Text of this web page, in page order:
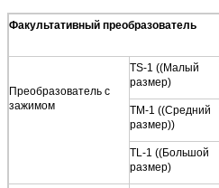
Факультативный преобразователь
Преобразователь с
зажимом
TS-1 ((Малый
размер)
TM-1 ((Средний
размер))
TL-1 ((Большой
размер)